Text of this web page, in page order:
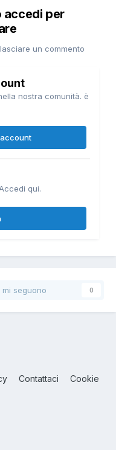
accedi per
un commento
nostra comunità. è
qui.
mi seguono 0
Contattaci Cookie